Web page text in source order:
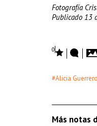
Fotografía
Publicado 13
0
#Alicia
Más notas